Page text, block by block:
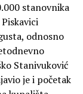
stanovnika
odnosno
Stanivuković
je i početak